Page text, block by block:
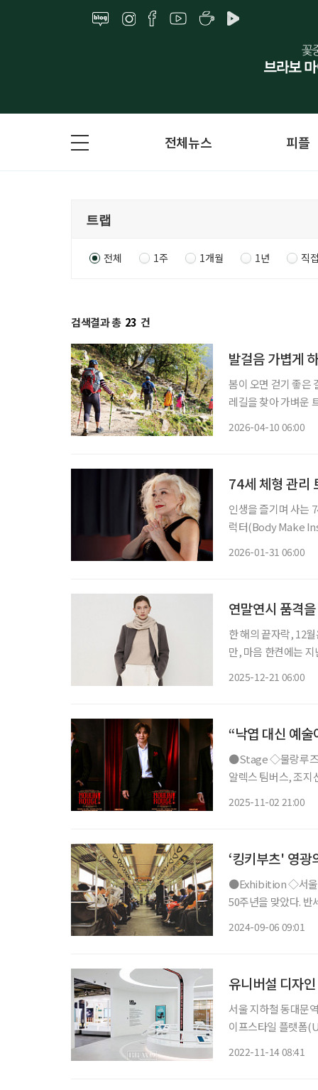
전체뉴스 피플
전체 1주 1개월 1년 직
검색결과 총 23 건
발걸음 가볍게
봄이 오면 걷기 좋은
레길을 찾아 가벼운
2026-04-10 06:00
74세 체형 관리
인생을 즐기며 사는
럭터(Body Make
2026-01-31 06:00
연말연시 품격
한 해의 끝자락, 12
만, 마음 한켠에는
2025-12-21 06:00
“낙엽 대신 예
●Stage ◇물랑루즈! 일정 11월 27일 ~ 2026년 2월 22일 장소 블루스퀘어 신한카드홀 연출
알렉스 팀버스, 조지
2025-11-02 21:00
‘킹키부츠' 영
●Exhibition ◇서울의 지하철 일정 11월 3일까지 장소 서울역사박물관 서울 지하철이 개통
50주년을 맞았다. 반
2024-09-06 09:01
유니버설 디자
서울 지하철 동대문
이프스타일 플랫폼
2022-11-14 08:41